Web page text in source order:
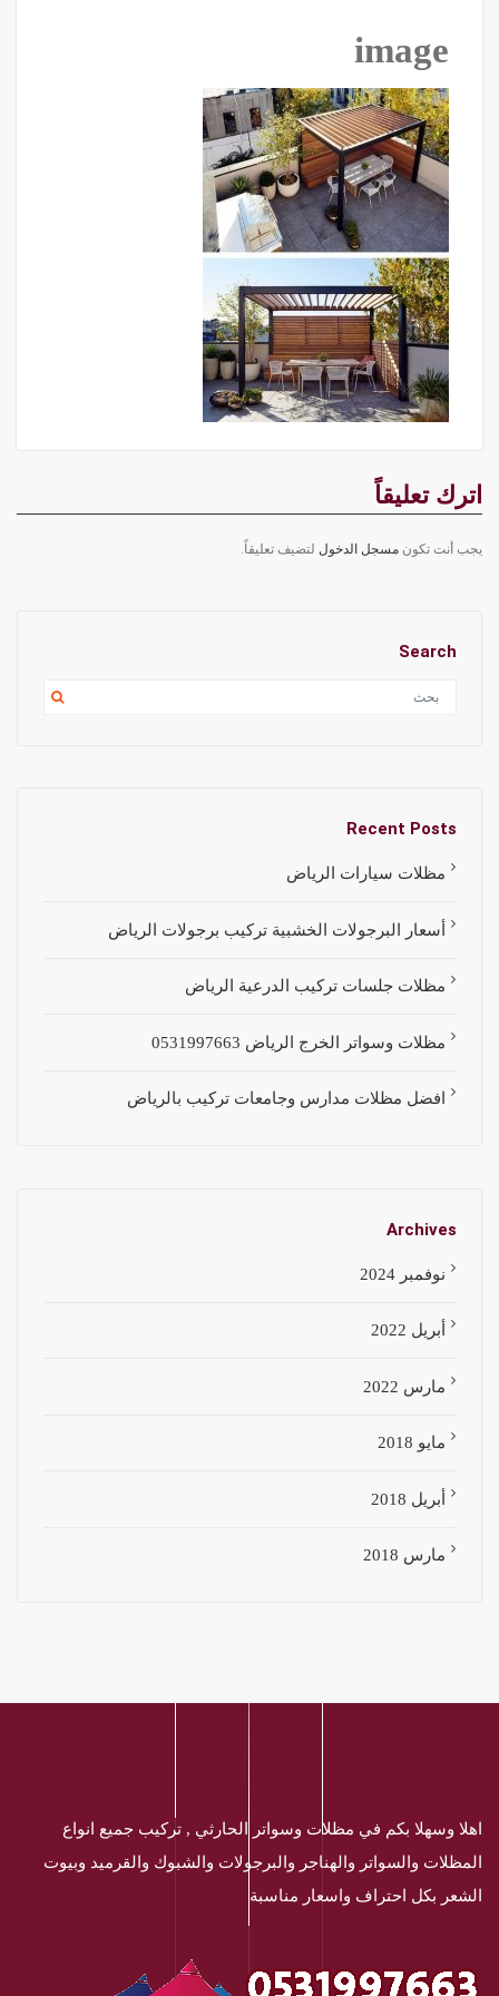
image
اترك تعليقاً
يجب أنت تكون مسجل الدخول لتضيف تعليقاً.
Search
Recent Posts
مظلات سيارات الرياض
أسعار البرجولات الخشبية تركيب برجولات الرياض
مظلات جلسات تركيب الدرعية الرياض
مظلات وسواتر الخرج الرياض 0531997663
افضل مظلات مدارس وجامعات تركيب بالرياض
Archives
نوفمبر 2024
أبريل 2022
مارس 2022
مايو 2018
أبريل 2018
مارس 2018
اهلا وسهلا بكم في مظلات وسواتر الحارثي , تركيب جميع انواع
المظلات والسواتر والهناجر والبرجولات والشبوك والقرميد وبيوت
الشعر بكل احتراف واسعار مناسبة